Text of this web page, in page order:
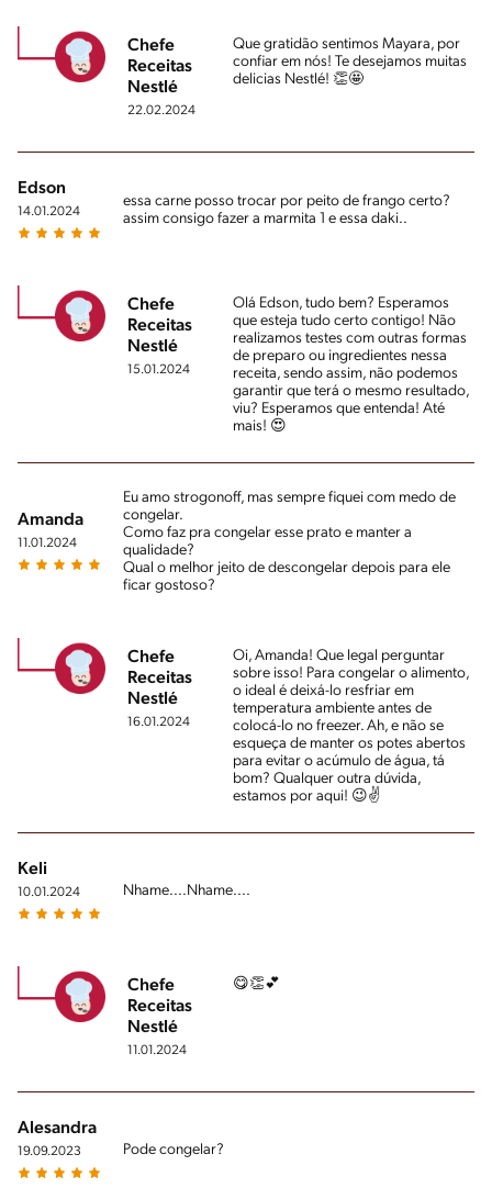
Chefe
Receitas
Nestlé
22.02.2024
Que gratidão sentimos Mayara, por
confiar em nós! Te desejamos muitas
delicias Nestlé! 👏🤩
Edson
14.01.2024
essa carne posso trocar por peito de frango certo?
assim consigo fazer a marmita 1 e essa daki..
Chefe
Receitas
Nestlé
15.01.2024
Olá Edson, tudo bem? Esperamos
que esteja tudo certo contigo! Não
realizamos testes com outras formas
de preparo ou ingredientes nessa
receita, sendo assim, não podemos
garantir que terá o mesmo resultado,
viu? Esperamos que entenda! Até
mais! 😍
Amanda
11.01.2024
Eu amo strogonoff, mas sempre fiquei com medo de
congelar.
Como faz pra congelar esse prato e manter a
qualidade?
Qual o melhor jeito de descongelar depois para ele
ficar gostoso?
Chefe
Receitas
Nestlé
16.01.2024
Oi, Amanda! Que legal perguntar
sobre isso! Para congelar o alimento,
o ideal é deixá-lo resfriar em
temperatura ambiente antes de
colocá-lo no freezer. Ah, e não se
esqueça de manter os potes abertos
para evitar o acúmulo de água, tá
bom? Qualquer outra dúvida,
estamos por aqui! 😉✌
Keli
10.01.2024 Nhame....Nhame....
Chefe
Receitas
Nestlé
11.01.2024
😋👏💕
Alesandra
19.09.2023 Pode congelar?